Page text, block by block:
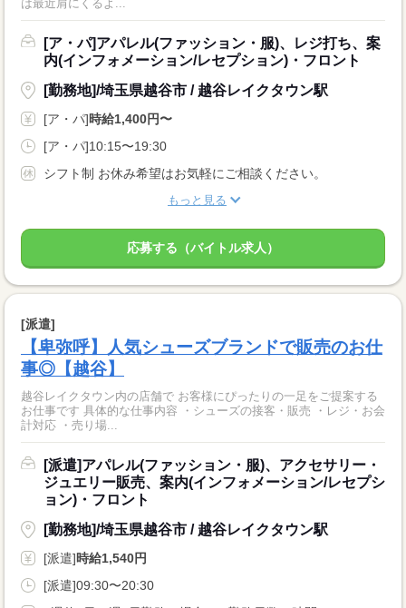
は最近肩にくるよ...
[ア・パ]アパレル(ファッション・服)、レジ打ち、案
内(インフォメーション/レセプション)・フロント
[勤務地]/埼玉県越谷市 / 越谷レイクタウン駅
[ア・パ]時給1,400円〜
[ア・パ]10:15〜19:30
シフト制 お休み希望はお気軽にご相談ください。
もっと見る
応募する（バイトル求人）
[派遣]
【卑弥呼】人気シューズブランドで販売のお仕
事◎【越谷】
越谷レイクタウン内の店舗で お客様にぴったりの一足をご提案する
お仕事です 具体的な仕事内容 ・シューズの接客・販売 ・レジ・お会
計対応 ・売り場...
[派遣]アパレル(ファッション・服)、アクセサリー・
ジュエリー販売、案内(インフォメーション/レセプシ
ョン)・フロント
[勤務地]/埼玉県越谷市 / 越谷レイクタウン駅
[派遣]時給1,540円
[派遣]09:30〜20:30